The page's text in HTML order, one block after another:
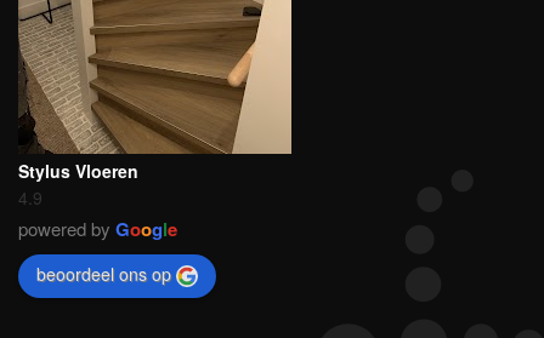
Stylus Vloeren
4.9
powered by Google
beoordeel ons op